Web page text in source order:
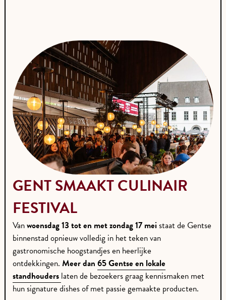
GENT SMAAKT CULINAIR
FESTIVAL
Vanwoensdag 13 tot en met zondag 17 meistaat de Gentse
binnenstad opnieuw volledig in het teken van
gastronomische hoogstandjes en heerlijke
ontdekkingen. Meer dan65 Gentse en lokale
standhouders laten de bezoekers graag kennismaken met
hun signature dishes of met passie gemaakte producten.